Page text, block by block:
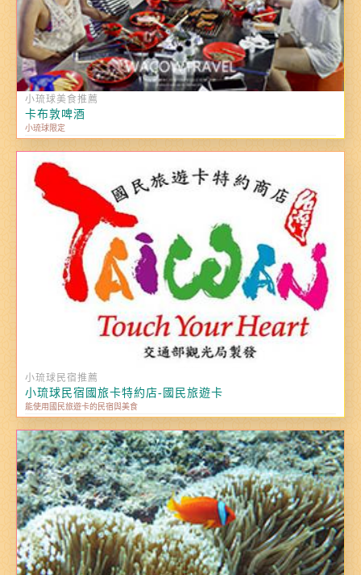
小琉球美食推薦
卡布敦啤酒
小琉球限定
小琉球民宿推薦
小琉球民宿國旅卡特約店-國民旅遊卡
能使用國民旅遊卡的民宿與美食